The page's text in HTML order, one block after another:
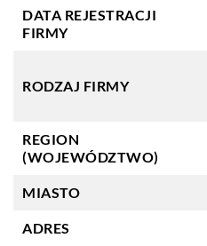
DATA REJESTRACJI
FIRMY
RODZAJ FIRMY
REGION
(WOJEWÓDZTWO)
MIASTO
ADRES